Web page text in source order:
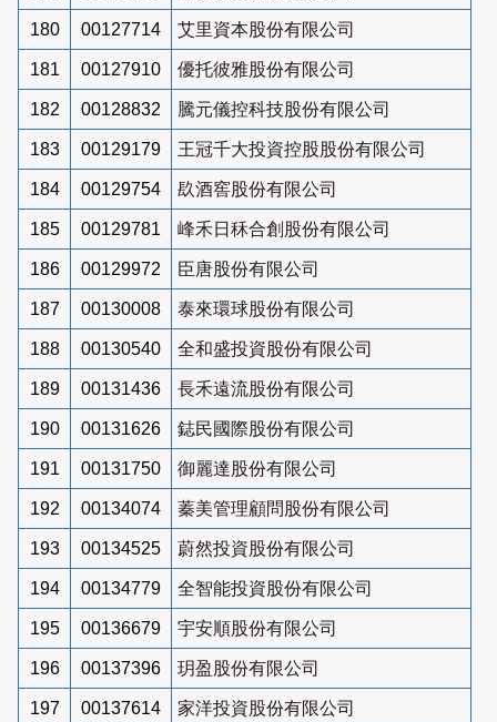
180 00127714 艾里資本股份有限公司
181 00127910 優托彼雅股份有限公司
182 00128832 騰元儀控科技股份有限公司
183 00129179 王冠千大投資控股股份有限公司
184 00129754 镹酒窖股份有限公司
185 00129781 峰禾日秝合創股份有限公司
186 00129972 臣唐股份有限公司
187 00130008 泰來環球股份有限公司
188 00130540 全和盛投資股份有限公司
189 00131436 長禾遠流股份有限公司
190 00131626 鋕民國際股份有限公司
191 00131750 御麗達股份有限公司
192 00134074 蓁美管理顧問股份有限公司
193 00134525 蔚然投資股份有限公司
194 00134779 全智能投資股份有限公司
195 00136679 宇安順股份有限公司
196 00137396 玥盈股份有限公司
197 00137614 家洋投資股份有限公司